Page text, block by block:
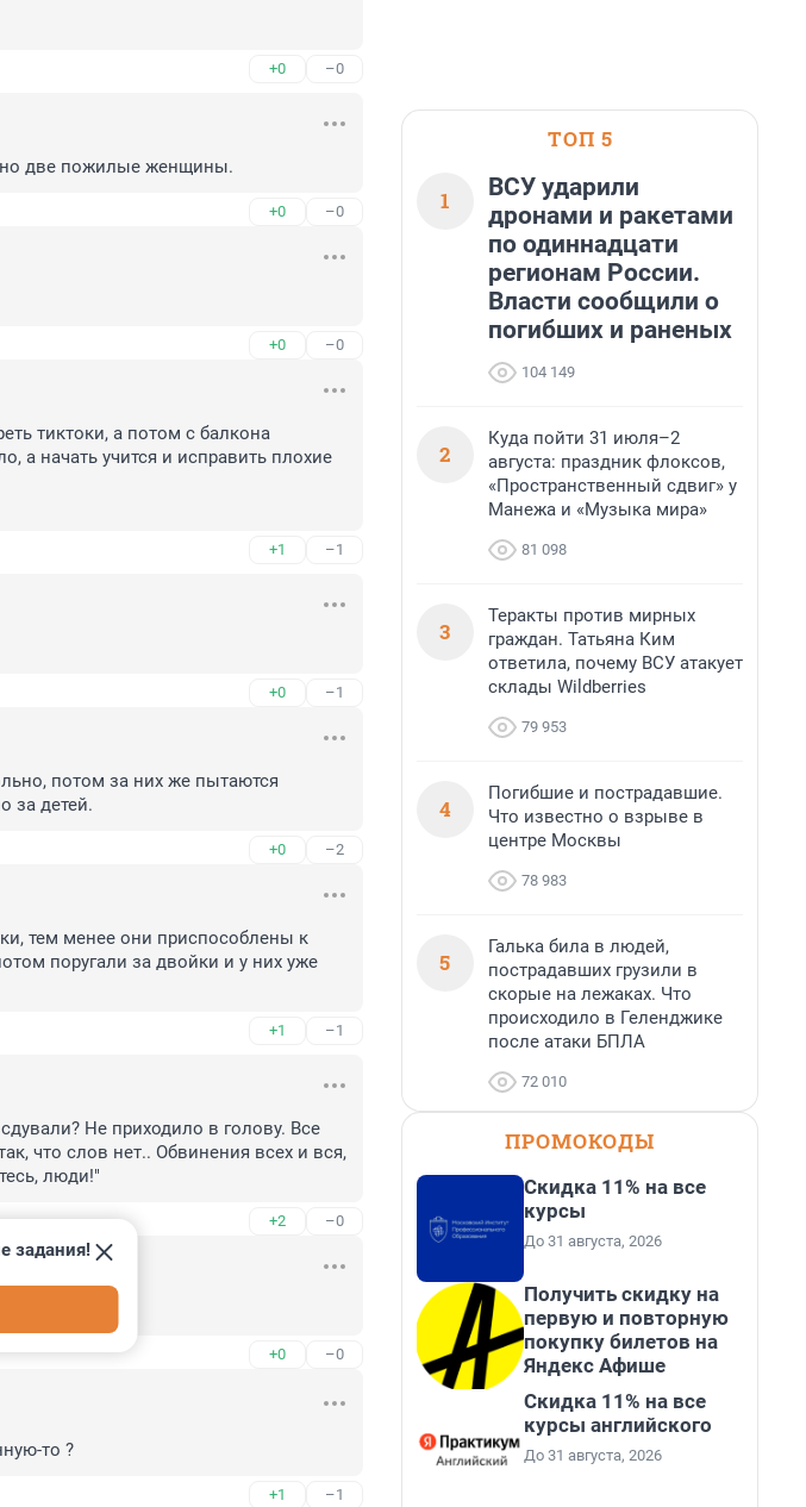
+0 –0
две пожилые женщины.
+0 –0
+0 –0
тиктоки, а потом с балкона
а начать учится и исправить плохие
+1 –1
+0 –1
потом за них же пытаются
за детей.
+0 –2
тем менее они приспособлены к
поругали за двойки и у них уже
+1 –1
Не приходило в голову. Все
что слов нет.. Обвинения всех и вся,
люди!"
+2 –0
+0 –0
задания!
то ?
+1 –1
ТОП 5
1
ВСУ ударили
дронами и ракетами
по одиннадцати
регионам России.
Власти сообщили о
погибших и раненых
104 149
2
Куда пойти 31 июля–2
августа: праздник флоксов,
«Пространственный сдвиг» у
Манежа и «Музыка мира»
81 098
3
Теракты против мирных
граждан. Татьяна Ким
ответила, почему ВСУ атакует
склады Wildberries
79 953
4
Погибшие и пострадавшие.
Что известно о взрыве в
центре Москвы
78 983
5
Галька била в людей,
пострадавших грузили в
скорые на лежаках. Что
происходило в Геленджике
после атаки БПЛА
72 010
ПРОМОКОДЫ
Скидка 11% на все
курсы
До 31 августа, 2026
Получить скидку на
первую и повторную
покупку билетов на
Яндекс Афише
Скидка 11% на все
курсы английского
До 31 августа, 2026